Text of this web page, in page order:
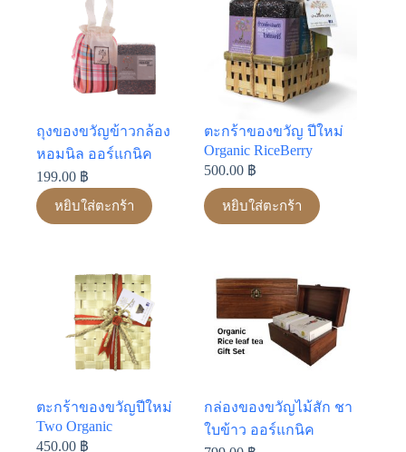
ถุงของขวัญข้าวกล้อง
หอมนิล ออร์แกนิค
199.00 ฿
หยิบใส่ตะกร้า
ตะกร้าของขวัญ ปีใหม่
Organic RiceBerry
500.00 ฿
หยิบใส่ตะกร้า
ตะกร้าของขวัญปีใหม่
Two Organic
450.00 ฿
กล่องของขวัญไม้สัก ชา
ใบข้าว ออร์แกนิค